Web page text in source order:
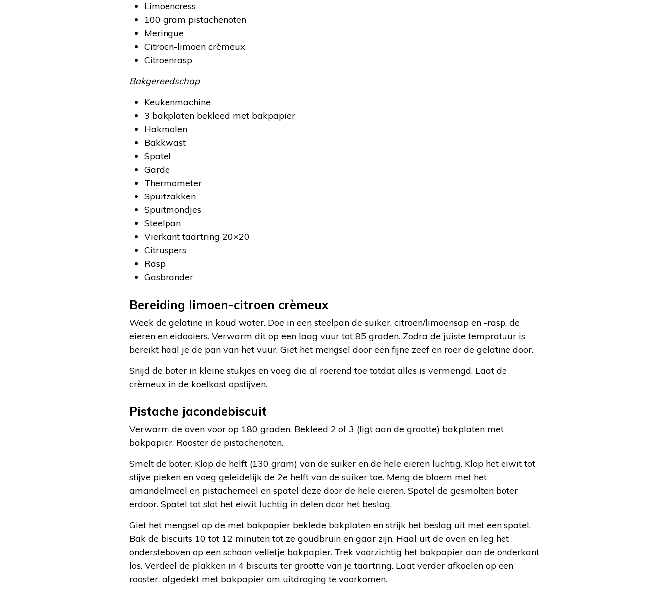
Limoencress
100 gram pistachenoten
Meringue
Citroen-limoen crèmeux
Citroenrasp
Bakgereedschap
Keukenmachine
3 bakplaten bekleed met bakpapier
Hakmolen
Bakkwast
Spatel
Garde
Thermometer
Spuitzakken
Spuitmondjes
Steelpan
Vierkant taartring 20×20
Citruspers
Rasp
Gasbrander
Bereiding limoen-citroen crèmeux
Week de gelatine in koud water. Doe in een steelpan de suiker, citroen/limoensap en -rasp, de
eieren en eidooiers. Verwarm dit op een laag vuur tot 85 graden. Zodra de juiste tempratuur is
bereikt haal je de pan van het vuur. Giet het mengsel door een fijne zeef en roer de gelatine door.
Snijd de boter in kleine stukjes en voeg die al roerend toe totdat alles is vermengd. Laat de
crèmeux in de koelkast opstijven.
Pistache jacondebiscuit
Verwarm de oven voor op 180 graden. Bekleed 2 of 3 (ligt aan de grootte) bakplaten met
bakpapier. Rooster de pistachenoten.
Smelt de boter. Klop de helft (130 gram) van de suiker en de hele eieren luchtig. Klop het eiwit tot
stijve pieken en voeg geleidelijk de 2e helft van de suiker toe. Meng de bloem met het
amandelmeel en pistachemeel en spatel deze door de hele eieren. Spatel de gesmolten boter
erdoor. Spatel tot slot het eiwit luchtig in delen door het beslag.
Giet het mengsel op de met bakpapier beklede bakplaten en strijk het beslag uit met een spatel.
Bak de biscuits 10 tot 12 minuten tot ze goudbruin en gaar zijn. Haal uit de oven en leg het
ondersteboven op een schoon velletje bakpapier. Trek voorzichtig het bakpapier aan de onderkant
los. Verdeel de plakken in 4 biscuits ter grootte van je taartring. Laat verder afkoelen op een
rooster, afgedekt met bakpapier om uitdroging te voorkomen.